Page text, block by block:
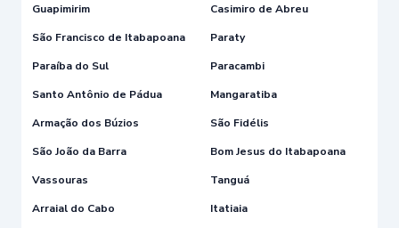
Guapimirim
Casimiro de Abreu
São Francisco de Itabapoana
Paraty
Paraíba do Sul
Paracambi
Santo Antônio de Pádua
Mangaratiba
Armação dos Búzios
São Fidélis
São João da Barra
Bom Jesus do Itabapoana
Vassouras
Tanguá
Arraial do Cabo
Itatiaia